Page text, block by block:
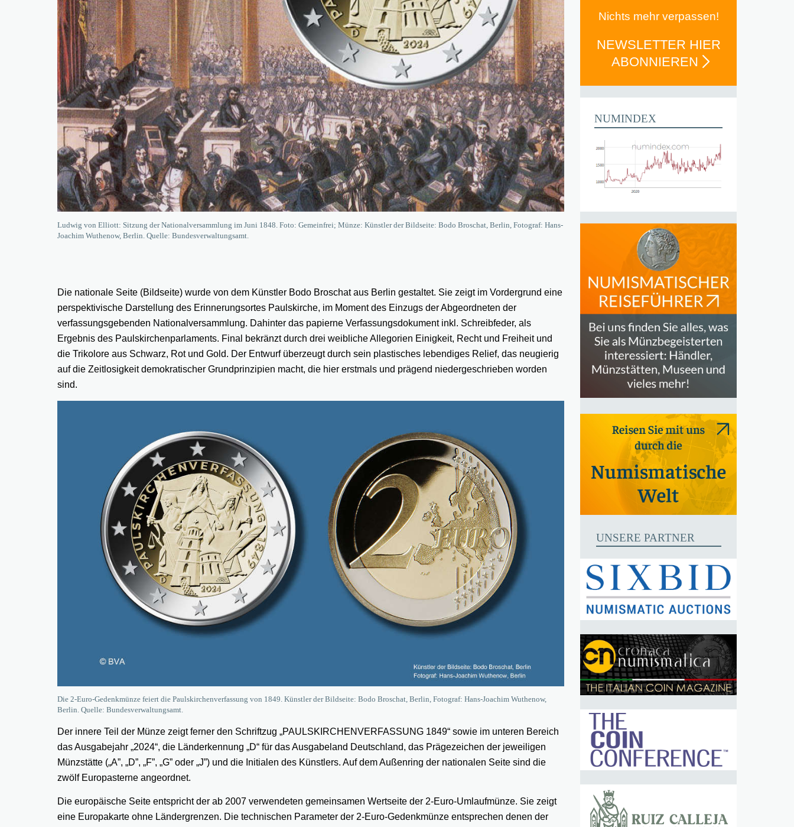
Ludwig von Elliott: Sitzung der Nationalversammlung im Juni 1848. Foto: Gemeinfrei; Münze: Künstler der Bildseite: Bodo Broschat, Berlin, Fotograf: Hans-
Joachim Wuthenow, Berlin. Quelle: Bundesverwaltungsamt.
Die nationale Seite (Bildseite) wurde von dem Künstler Bodo Broschat aus Berlin gestaltet. Sie zeigt im Vordergrund eine
perspektivische Darstellung des Erinnerungsortes Paulskirche, im Moment des Einzugs der Abgeordneten der
verfassungsgebenden Nationalversammlung. Dahinter das papierne Verfassungsdokument inkl. Schreibfeder, als
Ergebnis des Paulskirchenparlaments. Final bekränzt durch drei weibliche Allegorien Einigkeit, Recht und Freiheit und
die Trikolore aus Schwarz, Rot und Gold. Der Entwurf überzeugt durch sein plastisches lebendiges Relief, das neugierig
auf die Zeitlosigkeit demokratischer Grundprinzipien macht, die hier erstmals und prägend niedergeschrieben worden
sind.
Die 2-Euro-Gedenkmünze feiert die Paulskirchenverfassung von 1849. Künstler der Bildseite: Bodo Broschat, Berlin, Fotograf: Hans-Joachim Wuthenow,
Berlin. Quelle: Bundesverwaltungsamt.
Der innere Teil der Münze zeigt ferner den Schriftzug „PAULSKIRCHENVERFASSUNG 1849“ sowie im unteren Bereich
das Ausgabejahr „2024“, die Länderkennung „D“ für das Ausgabeland Deutschland, das Prägezeichen der jeweiligen
Münzstätte („A”, „D”, „F”, „G” oder „J”) und die Initialen des Künstlers. Auf dem Außenring der nationalen Seite sind die
zwölf Europasterne angeordnet.
Die europäische Seite entspricht der ab 2007 verwendeten gemeinsamen Wertseite der 2-Euro-Umlaufmünze. Sie zeigt
eine Europakarte ohne Ländergrenzen. Die technischen Parameter der 2-Euro-Gedenkmünze entsprechen denen der
Nichts mehr verpassen!
NEWSLETTER HIER
ABONNIEREN
NUMINDEX
UNSERE PARTNER